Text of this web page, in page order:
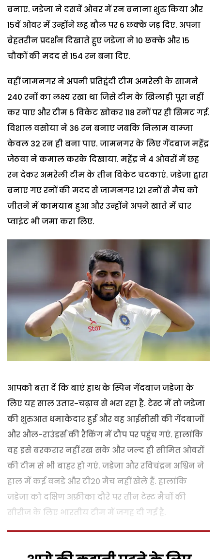
बनाए. जडेजा ने दसवें ओवर में रन बनाना शुरु किया और
15वें ओवर में उन्होंने छह बौल पर 6 छक्के जड़ दिए. अपना
बेहतरीन प्रदर्शन दिखाते हुए जडेजा ने 10 छक्के और 15
चौकों की मदद से 154 रन बना दिए.
वहीं जामनगर ने अपनी प्रतिद्वंदी टीम अमरेली के सामने
240 रनों का लक्ष्य रखा था जिसे टीम के खिलाड़ी पूरा नहीं
कर पाए और टीम 5 विकेट खोकर 118 रनों पर ही सिमट गई.
विशाल वसोया ने 36 रन बनाए जबकि निलाम वाम्जा
केवल 32 रन ही बना पाए. जामनगर के लिए गेंदबाज महेंद्र
जेठवा ने कमाल करके दिखाया. महेंद्र ने 4 ओवरों में छह
रन देकर अमरेली टीम के तीन विकेट चटकाएं. जडेजा द्वारा
बनाए गए रनों की मदद से जामनगर 121 रनों से मैच को
जीतने में कामयाब हुआ और उन्होंने अपने खाते में चार
प्वाइंट भी जमा करा लिए.
आपको बता दें कि बाएं हाथ के स्पिन गेंदबाज जडेजा के
लिए यह साल उतार-चढ़ाव से भरा रहा है. टेस्‍ट में तो जडेजा
की शुरुआत धमाकेदार हुई और वह आईसीसी की गेंदबाजों
और औल-राउंडर्स की रैकिंग में टौप पर पहुंच गएं. हालांकि
वह इसे बरकरार नहीं रख सके और जल्‍द ही सीमित ओवरों
की टीम से भी बाहर हो गएं. जडेजा और रविचंद्रन अश्विन ने
हाल में कई वनडे और टी20 मैच नहीं खेले हैं. हालांकि
जडेजा को दक्षिण अफ्रीका दौरे पर तीन टेस्‍ट मैचों की
सीरीज के लिए भारतीय टीम में जगह दी गई है.